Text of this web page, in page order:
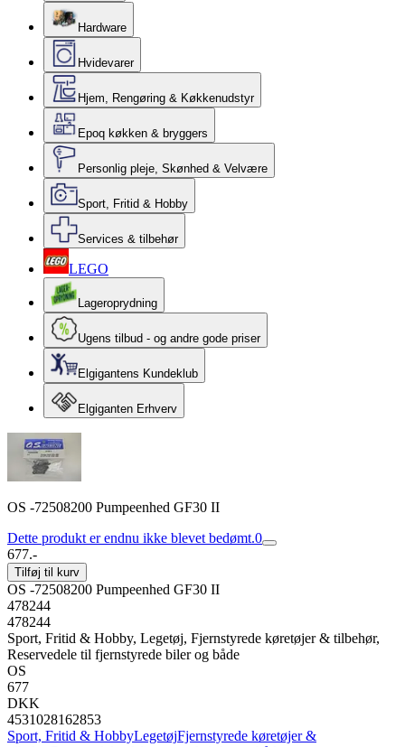
Hardware
Hvidevarer
Hjem, Rengøring & Køkkenudstyr
Epoq køkken & bryggers
Personlig pleje, Skønhed & Velvære
Sport, Fritid & Hobby
Services & tilbehør
LEGO
Lageroprydning
Ugens tilbud - og andre gode priser
Elgigantens Kundeklub
Elgiganten Erhverv
OS -72508200 Pumpeenhed GF30 II
Dette produkt er endnu ikke blevet bedømt.0
677.-
Tilføj til kurv
OS -72508200 Pumpeenhed GF30 II
478244
478244
Sport, Fritid & Hobby, Legetøj, Fjernstyrede køretøjer & tilbehør,
Reservedele til fjernstyrede biler og både
OS
677
DKK
4531028162853
Sport, Fritid & HobbyLegetøjFjernstyrede køretøjer &